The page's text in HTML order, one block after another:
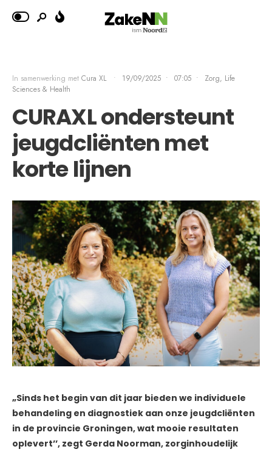
In samenwerking met Cura XL • 19/09/2025 • 07:05 •
Zorg, Life
Sciences & Health
CURAXL ondersteunt
jeugdcliënten met
korte lijnen
„Sinds het begin van dit jaar bieden we individuele
behandeling en diagnostiek aan onze jeugdcliënten
in de provincie Groningen, wat mooie resultaten
oplevert’’, zegt Gerda Noorman, zorginhoudelijk